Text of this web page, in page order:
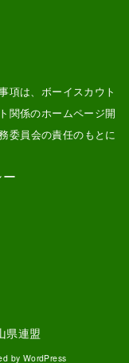
項は、ボーイスカウト
関係のホームページ開
委員会の責任のもとに
県連盟
by WordPress